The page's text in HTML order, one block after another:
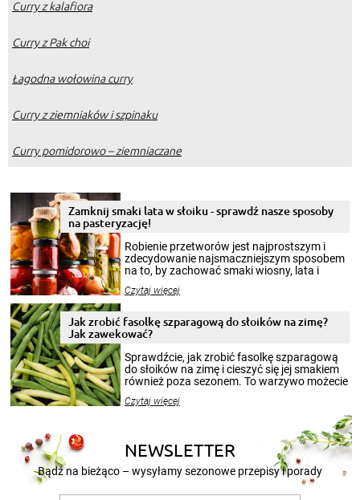
Curry z kalafiora
Curry z Pak choi
Łagodna wołowina curry
Curry z ziemniaków i szpinaku
Curry pomidorowo – ziemniaczane
Zamknij smaki lata w słoiku - sprawdź nasze sposoby
na pasteryzację!
Robienie przetworów jest najprostszym i
zdecydowanie najsmaczniejszym sposobem
na to, by zachować smaki wiosny, lata i
krajobrazów, by cieszyć nimi oko w sezonie
pełni poczuć atmosferę cieplejszych
miesięcy. Przygotowanie słoików ze
patenty, które pozwolą zachować świeżość
przetworów.
Czytaj więcej
Jak zrobić fasolkę szparagową do słoików na zimę?
Jak zawekować?
Sprawdźcie, jak zrobić fasolkę szparagową
do słoików na zimę i cieszyć się jej smakiem
również poza sezonem. To warzywo możecie
nasze propozycje!
Czytaj więcej
NEWSLETTER
Bądź na bieżąco – wysyłamy sezonowe przepisy i porady